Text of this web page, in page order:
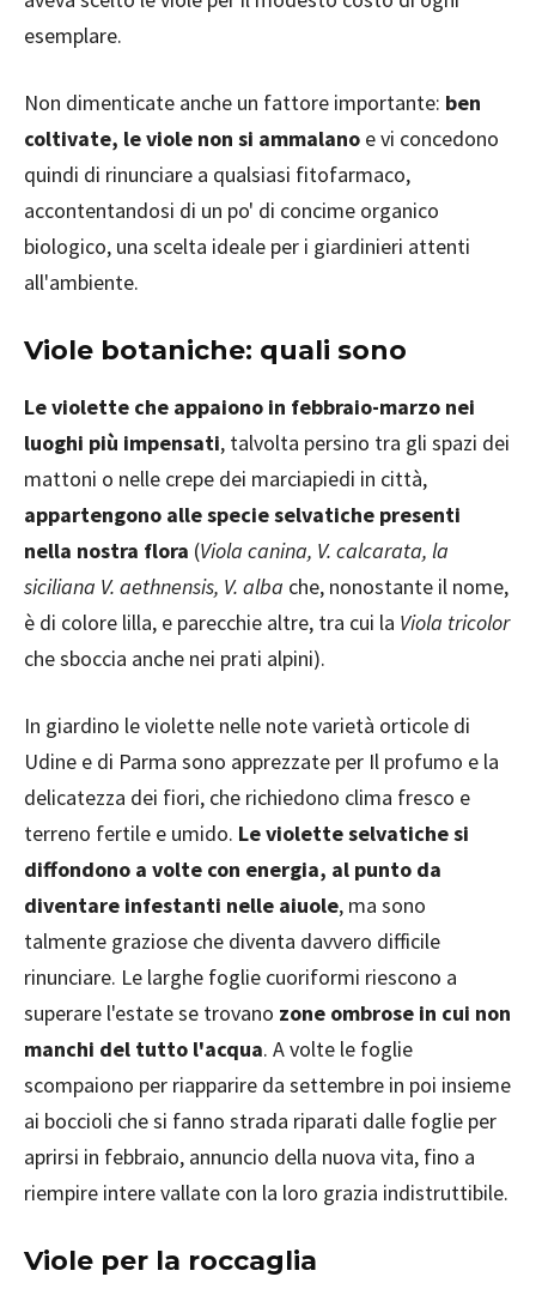
esemplare.
Non dimenticate anche un fattore importante: ben
coltivate, le viole non si ammalano e vi concedono
quindi di rinunciare a qualsiasi fitofarmaco,
accontentandosi di un po' di concime organico
biologico, una scelta ideale per i giardinieri attenti
all'ambiente.
Viole botaniche: quali sono
Le violette che appaiono in febbraio-marzo nei
luoghi più impensati, talvolta persino tra gli spazi dei
mattoni o nelle crepe dei marciapiedi in città,
appartengono alle specie selvatiche presenti
nella nostra flora (Viola canina, V. calcarata, la
siciliana V. aethnensis, V. alba che, nonostante il nome,
è di colore lilla, e parecchie altre, tra cui la Viola tricolor
che sboccia anche nei prati alpini).
In giardino le violette nelle note varietà orticole di
Udine e di Parma sono apprezzate per Il profumo e la
delicatezza dei fiori, che richiedono clima fresco e
terreno fertile e umido. Le violette selvatiche si
diffondono a volte con energia, al punto da
diventare infestanti nelle aiuole, ma sono
talmente graziose che diventa davvero difficile
rinunciare. Le larghe foglie cuoriformi riescono a
superare l'estate se trovano zone ombrose in cui non
manchi del tutto l'acqua. A volte le foglie
scompaiono per riapparire da settembre in poi insieme
ai boccioli che si fanno strada riparati dalle foglie per
aprirsi in febbraio, annuncio della nuova vita, fino a
riempire intere vallate con la loro grazia indistruttibile.
Viole per la roccaglia